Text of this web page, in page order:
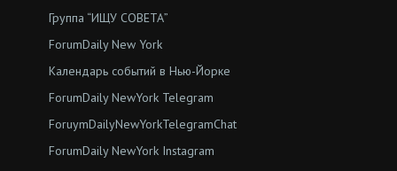
Группа “ИЩУ СОВЕТА”
ForumDaily New York
Календарь событий в Нью-Йорке
ForumDaily NewYork Telegram
ForuymDailyNewYorkTelegramChat
ForumDaily NewYork Instagram